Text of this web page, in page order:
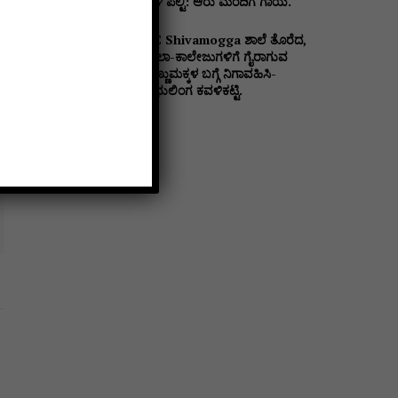
DC Shivamogga ಶಾಲೆ ತೊರೆದ,
ಶಾಲಾ-ಕಾಲೇಜುಗಳಿಗೆ ಗೈರಾಗುವ
ಹೆಣ್ಣುಮಕ್ಕಳ ಬಗ್ಗೆ ನಿಗಾವಹಿಸಿ-
ಪ್ರಭುಲಿಂಗ ಕವಳಿಕಟ್ಟಿ.